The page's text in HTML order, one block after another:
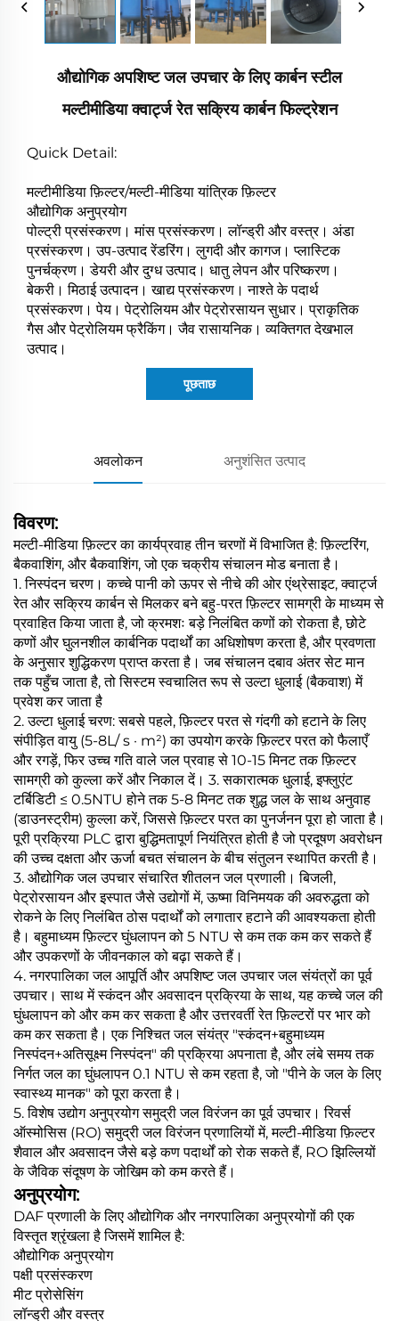
औद्योगिक अपशिष्ट जल उपचार के लिए कार्बन स्टील
मल्टीमीडिया क्वार्ट्ज रेत सक्रिय कार्बन फिल्ट्रेशन
Quick Detail:
मल्टीमीडिया फ़िल्टर/मल्टी-मीडिया यांत्रिक फ़िल्टर
औद्योगिक अनुप्रयोग
पोल्ट्री प्रसंस्करण। मांस प्रसंस्करण। लॉन्ड्री और वस्त्र। अंडा
प्रसंस्करण। उप-उत्पाद रेंडरिंग। लुगदी और कागज। प्लास्टिक
पुनर्चक्रण। डेयरी और दुग्ध उत्पाद। धातु लेपन और परिष्करण।
बेकरी। मिठाई उत्पादन। खाद्य प्रसंस्करण। नाश्ते के पदार्थ
प्रसंस्करण। पेय। पेट्रोलियम और पेट्रोरसायन सुधार। प्राकृतिक
गैस और पेट्रोलियम फ्रैकिंग। जैव रासायनिक। व्यक्तिगत देखभाल
उत्पाद।
पूछताछ
अवलोकन अनुशंसित उत्पाद
विवरण:
मल्टी-मीडिया फ़िल्टर का कार्यप्रवाह तीन चरणों में विभाजित है: फ़िल्टरिंग,
बैकवाशिंग, और बैकवाशिंग, जो एक चक्रीय संचालन मोड बनाता है।
1. निस्पंदन चरण। कच्चे पानी को ऊपर से नीचे की ओर एंथ्रेसाइट, क्वार्ट्ज
रेत और सक्रिय कार्बन से मिलकर बने बहु-परत फ़िल्टर सामग्री के माध्यम से
प्रवाहित किया जाता है, जो क्रमशः बड़े निलंबित कणों को रोकता है, छोटे
कणों और घुलनशील कार्बनिक पदार्थों का अधिशोषण करता है, और प्रवणता
के अनुसार शुद्धिकरण प्राप्त करता है। जब संचालन दबाव अंतर सेट मान
तक पहुँच जाता है, तो सिस्टम स्वचालित रूप से उल्टा धुलाई (बैकवाश) में
प्रवेश कर जाता है
2. उल्टा धुलाई चरण: सबसे पहले, फ़िल्टर परत से गंदगी को हटाने के लिए
संपीड़ित वायु (5-8L/ s · m²) का उपयोग करके फ़िल्टर परत को फैलाएँ
और रगड़ें, फिर उच्च गति वाले जल प्रवाह से 10-15 मिनट तक फ़िल्टर
सामग्री को कुल्ला करें और निकाल दें। 3. सकारात्मक धुलाई, इफ्लुएंट
टर्बिडिटी ≤ 0.5NTU होने तक 5-8 मिनट तक शुद्ध जल के साथ अनुवाह
(डाउनस्ट्रीम) कुल्ला करें, जिससे फ़िल्टर परत का पुनर्जनन पूरा हो जाता है।
पूरी प्रक्रिया PLC द्वारा बुद्धिमतापूर्ण नियंत्रित होती है जो प्रदूषण अवरोधन
की उच्च दक्षता और ऊर्जा बचत संचालन के बीच संतुलन स्थापित करती है।
3. औद्योगिक जल उपचार संचारित शीतलन जल प्रणाली। बिजली,
पेट्रोरसायन और इस्पात जैसे उद्योगों में, ऊष्मा विनिमयक की अवरुद्धता को
रोकने के लिए निलंबित ठोस पदार्थों को लगातार हटाने की आवश्यकता होती
है। बहुमाध्यम फ़िल्टर घुंधलापन को 5 NTU से कम तक कम कर सकते हैं
और उपकरणों के जीवनकाल को बढ़ा सकते हैं।
4. नगरपालिका जल आपूर्ति और अपशिष्ट जल उपचार जल संयंत्रों का पूर्व
उपचार। साथ में स्कंदन और अवसादन प्रक्रिया के साथ, यह कच्चे जल की
घुंधलापन को और कम कर सकता है और उत्तरवर्ती रेत फ़िल्टरों पर भार को
कम कर सकता है। एक निश्चित जल संयंत्र "स्कंदन+बहुमाध्यम
निस्पंदन+अतिसूक्ष्म निस्पंदन" की प्रक्रिया अपनाता है, और लंबे समय तक
निर्गत जल का घुंधलापन 0.1 NTU से कम रहता है, जो "पीने के जल के लिए
स्वास्थ्य मानक" को पूरा करता है।
5. विशेष उद्योग अनुप्रयोग समुद्री जल विरंजन का पूर्व उपचार। रिवर्स
ऑस्मोसिस (RO) समुद्री जल विरंजन प्रणालियों में, मल्टी-मीडिया फ़िल्टर
शैवाल और अवसादन जैसे बड़े कण पदार्थों को रोक सकते हैं, RO झिल्लियों
के जैविक संदूषण के जोखिम को कम करते हैं।
अनुप्रयोग:
DAF प्रणाली के लिए औद्योगिक और नगरपालिका अनुप्रयोगों की एक
विस्तृत श्रृंखला है जिसमें शामिल है:
औद्योगिक अनुप्रयोग
पक्षी प्रसंस्करण
मीट प्रोसेसिंग
लॉन्ड्री और वस्त्र